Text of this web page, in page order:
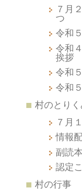
７月
つ
令和
令和
挨拶
令和
令和
村のとりく
７月
情報
副読
認定
村の行事